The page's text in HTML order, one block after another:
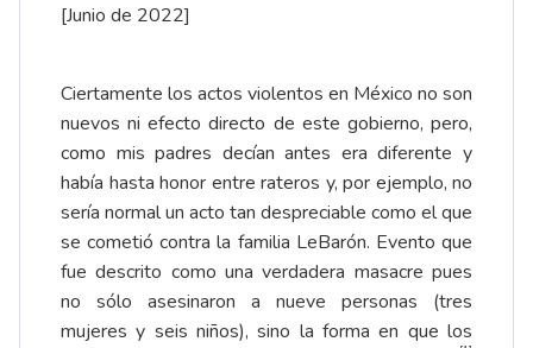
[Junio de 2022]
Ciertamente los actos violentos en México no son
nuevos ni efecto directo de este gobierno, pero,
como mis padres decían antes era diferente y
había hasta honor entre rateros y, por ejemplo, no
sería normal un acto tan despreciable como el que
se cometió contra la familia LeBarón. Evento que
fue descrito como una verdadera masacre pues
no sólo asesinaron a nueve personas (tres
mujeres y seis niños), sino la forma en que los